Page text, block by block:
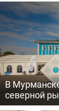
В
северной